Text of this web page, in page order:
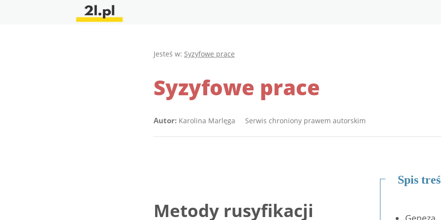
Jesteś w: Syzyfowe prace
Syzyfowe prace
Autor: Karolina Marlęga Serwis chroniony prawem autorskim
Spis
Metody rusyfikacji